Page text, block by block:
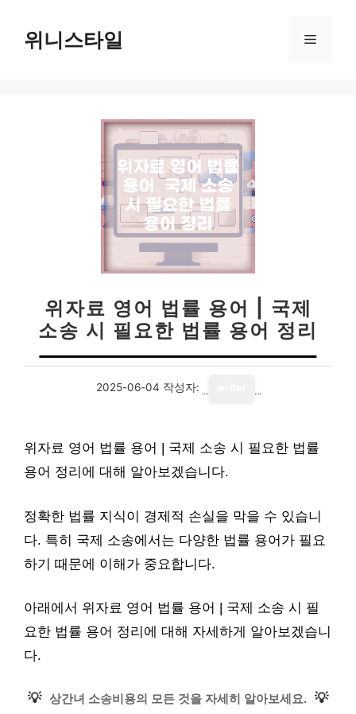
위니스타일 메
위자료 영어 법률 용어 | 국제
소송 시 필요한 법률 용어 정리
2025-06-04 작성자:
위자료 영어 법률 용어 | 국제 소송 시 필요한 법률
용어 정리에 대해 알아보겠습니다.
정확한 법률 지식이 경제적 손실을 막을 수 있습니
다. 특히 국제 소송에서는 다양한 법률 용어가 필요
하기 때문에 이해가 중요합니다.
아래에서 위자료 영어 법률 용어 | 국제 소송 시 필
요한 법률 용어 정리에 대해 자세하게 알아보겠습니
다.
💡 상간녀 소송비용의 모든 것을 자세히 알아보세요. 💡